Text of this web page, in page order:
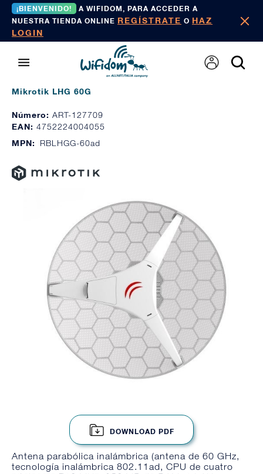
¡BIENVENIDO!
A WIFIDOM, PARA ACCEDER A
NUESTRA TIENDA ONLINE REGÍSTRATE O HAZ
LOGIN
Mikrotik LHG 60G
Número: ART-127709
EAN: 4752224004055
MPN:
RBLHGG-60ad
DOWNLOAD PDF
Antena parabólica inalámbrica (antena de 60 GHz,
tecnología inalámbrica 802.11ad, CPU de cuatro